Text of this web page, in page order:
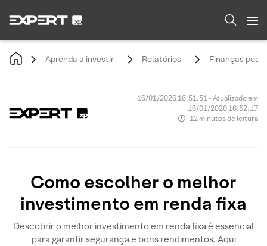
Aprenda a investir Relatórios Finanças
16/01/2026 16:51:51 • Atualizado em
16/01/2026 16:52:17
12 minutos de leitura
Como escolher o melhor
investimento em renda fixa
Descobrir o melhor investimento em renda fixa é essencial
para garantir segurança e bons rendimentos. Aqui